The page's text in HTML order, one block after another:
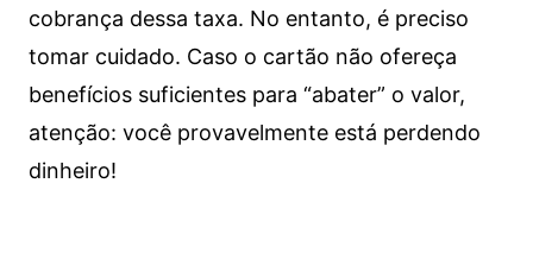
cobrança dessa taxa. No entanto, é preciso
tomar cuidado. Caso o cartão não ofereça
benefícios suficientes para “abater” o valor,
atenção: você provavelmente está perdendo
dinheiro!